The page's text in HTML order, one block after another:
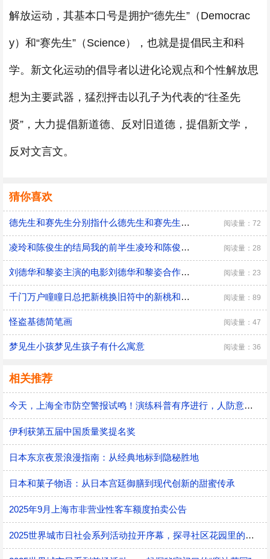
解放运动，其基本口号是拥护“德先生”（Democrac
y）和“赛先生”（Science），也就是提倡民主和科
学。新文化运动的倡导者以进化论观点和个性解放思
想为主要武器，猛烈抨击以孔子为代表的“往圣先
贤”，大力提倡新道德、反对旧道德，提倡新文学，
反对文言文。
猜你喜欢
德先生和赛先生分别指什么德先生和赛先生分别指的是什么 阅读量：72
凌玲和陈俊生的结局我的前半生凌玲和陈俊生的结局 阅读量：28
刘德华和黎姿主演的电影刘德华和黎姿合作的电影名 阅读量：23
千门万户瞳瞳日总把新桃换旧符中的新桃和旧符的意思总把新桃换旧符中的新桃和旧符的意思 阅读量：89
怪盗基德简笔画 阅读量：47
梦见生小孩梦见生孩子有什么寓意 阅读量：36
相关推荐
今天，上海全市防空警报试鸣！演练科普有序进行，人防意识“声入人心”
伊利获第五届中国质量奖提名奖
日本东京夜景浪漫指南：从经典地标到隐秘胜地
日本和菓子物语：从日本宫廷御膳到现代创新的甜蜜传承
2025年9月上海市非营业性客车额度拍卖公告
2025世界城市日社会系列活动拉开序幕，探寻社区花园里的智慧应用